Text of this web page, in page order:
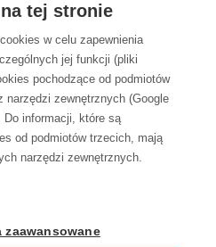
tej stronie
w celu zapewnienia
jej funkcji (pliki
pochodzące od podmiotów
zewnętrznych (Google
Do informacji, które są
od podmiotów trzecich, mają
narzędzi zewnętrznych.
zaawansowane
ReflectGroup.